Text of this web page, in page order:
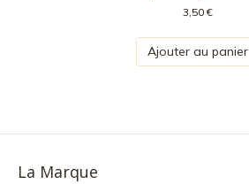
3,50€
Ajouter au panier
La Marque